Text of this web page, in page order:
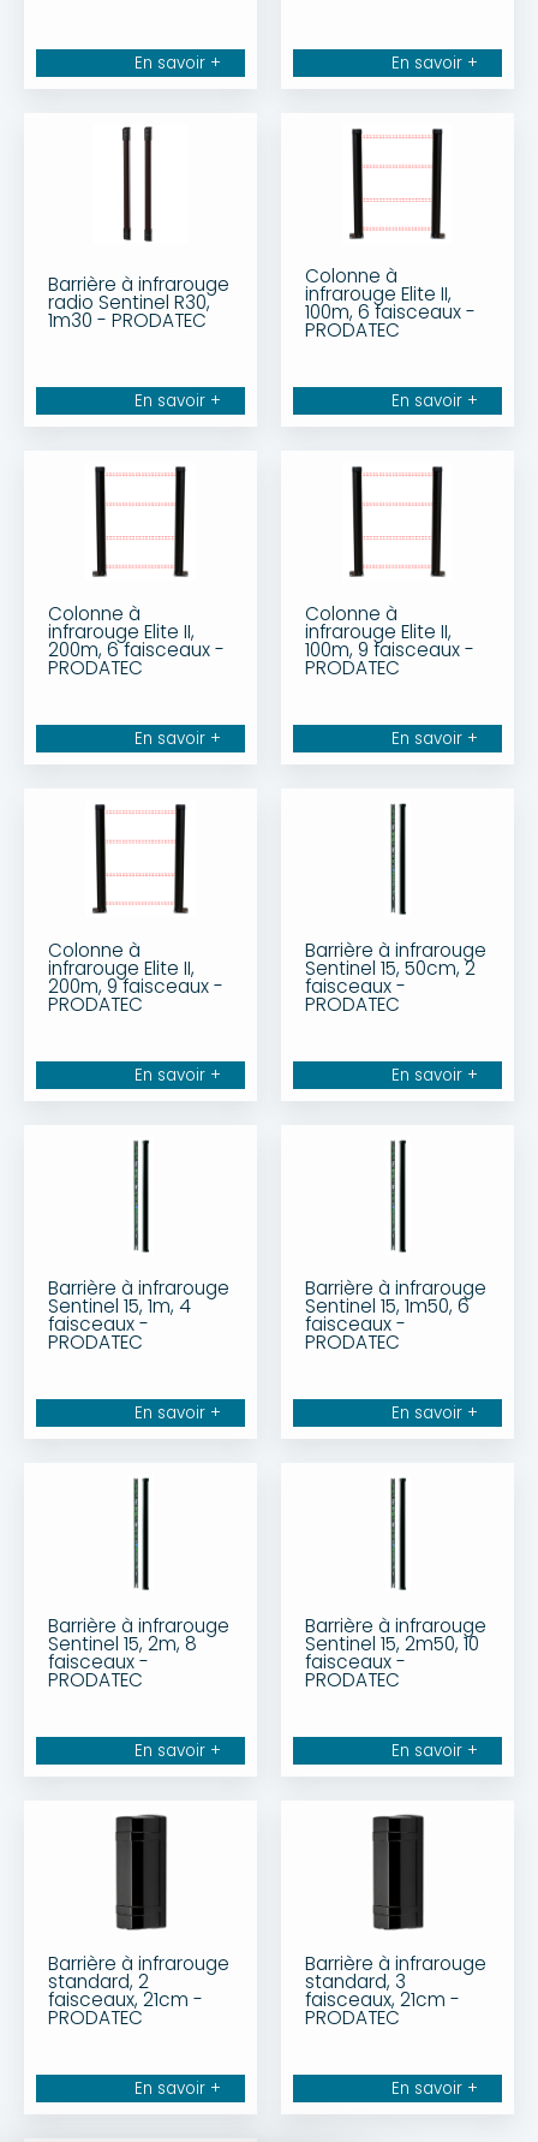
En savoir + En savoir +
Barrière à infrarouge
radio Sentinel R30,
1m30 - PRODATEC
En savoir +
Colonne à
infrarouge Elite II,
100m, 6 faisceaux -
PRODATEC
En savoir +
Colonne à
infrarouge Elite II,
200m, 6 faisceaux -
PRODATEC
En savoir +
Colonne à
infrarouge Elite II,
100m, 9 faisceaux -
PRODATEC
En savoir +
Colonne à
infrarouge Elite II,
200m, 9 faisceaux -
PRODATEC
En savoir +
Barrière à infrarouge
Sentinel 15, 50cm, 2
faisceaux -
PRODATEC
En savoir +
Barrière à infrarouge
Sentinel 15, 1m, 4
faisceaux -
PRODATEC
En savoir +
Barrière à infrarouge
Sentinel 15, 1m50, 6
faisceaux -
PRODATEC
En savoir +
Barrière à infrarouge
Sentinel 15, 2m, 8
faisceaux -
PRODATEC
En savoir +
Barrière à infrarouge
Sentinel 15, 2m50, 10
faisceaux -
PRODATEC
En savoir +
Barrière à infrarouge
standard, 2
faisceaux, 21cm -
PRODATEC
En savoir +
Barrière à infrarouge
standard, 3
faisceaux, 21cm -
PRODATEC
En savoir +